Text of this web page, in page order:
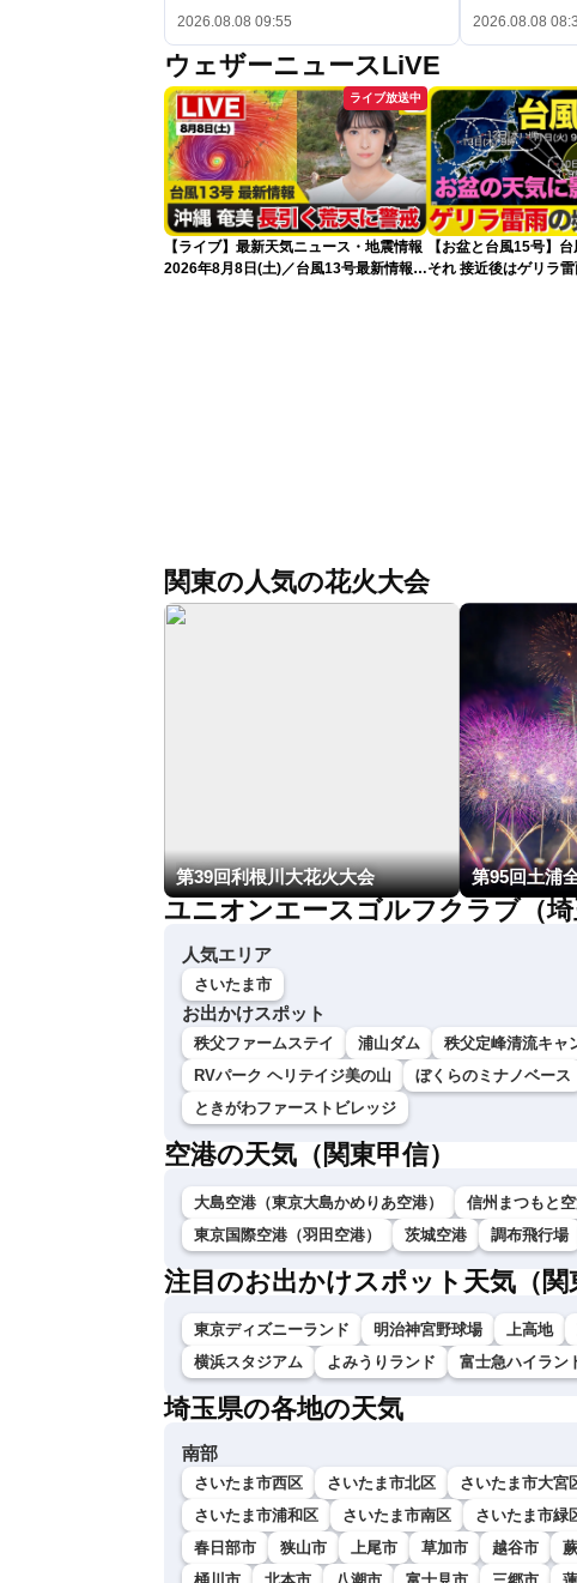
2026.08.08 09:55 2026.08.08
ウェザーニュースLiVE
ライブ放送中
【ライブ】最新天気ニュース・地震情報
2026年8月8日(土)／台風13号最新情報
【お盆と台風15号】
それ 接近後はゲリラ
関東の人気の花火大会
第39回利根川大花火大会 第95回土浦
ユニオンエースゴルフクラブ（
人気エリア
さいたま市
お出かけスポット
秩父ファームステイ 浦山ダム 秩父定峰清流キャ
RVパーク ヘリテイジ美の山
ぼくらのミナノベース
ときがわファーストビレッジ
空港の天気（関東甲信）
大島空港（東京大島かめりあ空港） 信州まつもと
東京国際空港（羽田空港）
茨城空港 調布飛行場
注目のお出かけスポット天気（関
東京ディズニーランド 明治神宮野球場 上高地
横浜スタジアム
よみうりランド 富士急ハイラン
埼玉県の各地の天気
南部
さいたま市西区 さいたま市北区 さいたま市大宮
さいたま市浦和区
さいたま市南区 さいたま市緑
春日部市
狭山市 上尾市 草加市 越谷市